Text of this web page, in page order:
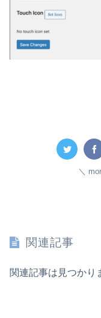
関連記事
関連記事は見つかり